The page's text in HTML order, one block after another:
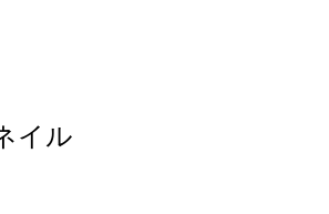
イル